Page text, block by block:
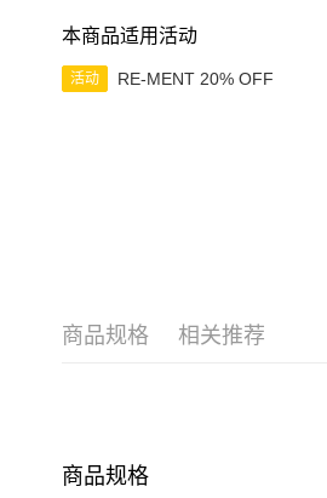
本商品适用活动
活动 RE-MENT 20% OFF
商品规格 相关推荐
商品规格